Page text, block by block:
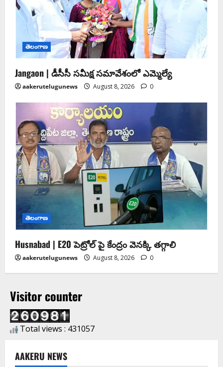
తెలంగాణ
Jangaon | డీసీసీ సమీక్ష సమావేశంలో ఎమ్మెల్యే
aakerutelugunews August 8, 2026 0
తెలంగాణ
Husnabad | E20 పెట్రోల్ పై కేంద్రం వెనక్కి తగ్గాలి
aakerutelugunews August 8, 2026 0
Visitor counter
Total views : 431057
AAKERU NEWS